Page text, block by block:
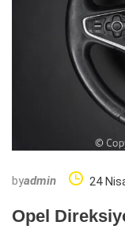
byadmin 24
Opel